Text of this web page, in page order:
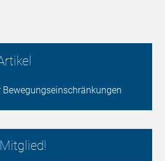
Bewegungseinschränkungen